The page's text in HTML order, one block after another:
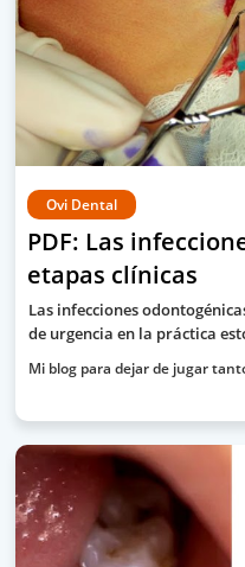
Ovi Dental
PDF: Las
etapas clínicas
Las infecciones
de urgencia en la práctica
Mi blog para dejar de jugar